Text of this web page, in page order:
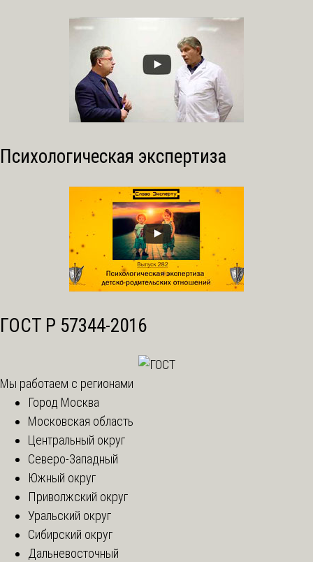
Психологическая экспертиза
ГОСТ Р 57344-2016
Мы работаем с регионами
Город Москва
Московская область
Центральный округ
Северо-Западный
Южный округ
Приволжский округ
Уральский округ
Сибирский округ
Дальневосточный